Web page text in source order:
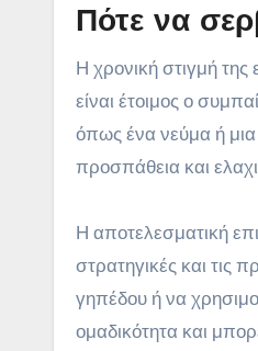
Πότε να
Η χρονική στιγμή της
είναι έτοιμος ο
όπως ένα νεύμα ή μια
προσπάθεια και
Η αποτελεσματική
στρατηγικές και τις
γηπέδου ή να
ομαδικότητα και